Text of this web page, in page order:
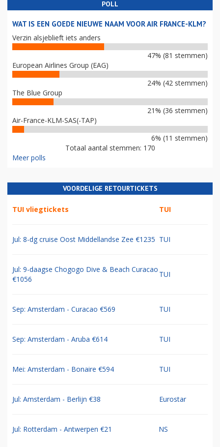
POLL
WAT IS EEN GOEDE NIEUWE NAAM VOOR AIR FRANCE-KLM?
Verzin alsjeblieft iets anders
47% (81 stemmen)
European Airlines Group (EAG)
24% (42 stemmen)
The Blue Group
21% (36 stemmen)
Air-France-KLM-SAS(-TAP)
6% (11 stemmen)
Totaal aantal stemmen: 170
Meer polls
VOORDELIGE RETOURTICKETS
TUI vliegtickets TUI
Jul: 8-dg cruise Oost Middellandse Zee €1235 TUI
Jul: 9-daagse Chogogo Dive & Beach Curacao
€1056
TUI
Sep: Amsterdam - Curacao €569 TUI
Sep: Amsterdam - Aruba €614 TUI
Mei: Amsterdam - Bonaire €594 TUI
Jul: Amsterdam - Berlijn €38 Eurostar
Jul: Rotterdam - Antwerpen €21 NS